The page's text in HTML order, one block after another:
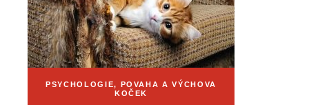
PSYCHOLOGIE, POVAHA A VÝCHOVA
KOČEK